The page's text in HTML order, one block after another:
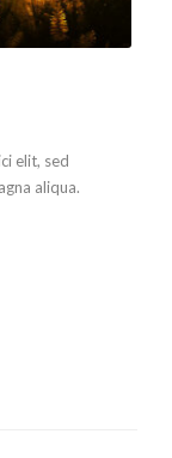
elit, sed
aliqua.